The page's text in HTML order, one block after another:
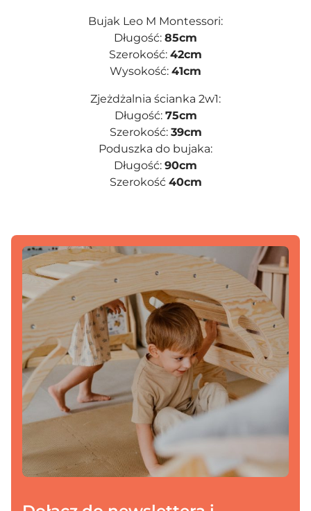
Bujak Leo M Montessori:
Długość: 85cm
Szerokość: 42cm
Wysokość: 41cm
Zjeżdżalnia ścianka 2w1:
Długość: 75cm
Szerokość: 39cm
Poduszka do bujaka:
Długość: 90cm
Szerokość 40cm